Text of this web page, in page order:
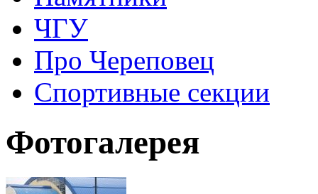
ЧГУ
Про Череповец
Спортивные секции
Фотогалерея